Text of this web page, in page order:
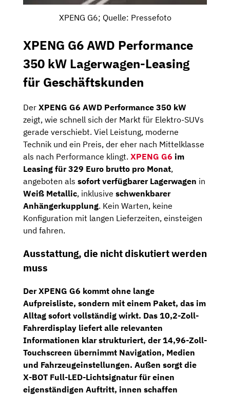
XPENG G6; Quelle: Pressefoto
XPENG G6 AWD Performance
350 kW Lagerwagen-Leasing
für Geschäftskunden
Der XPENG G6 AWD Performance 350 kW
zeigt, wie schnell sich der Markt für Elektro-SUVs
gerade verschiebt. Viel Leistung, moderne
Technik und ein Preis, der eher nach Mittelklasse
als nach Performance klingt. XPENG G6 im
Leasing für 329 Euro brutto pro Monat,
angeboten als sofort verfügbarer Lagerwagen in
Weiß Metallic, inklusive schwenkbarer
Anhängerkupplung. Kein Warten, keine
Konfiguration mit langen Lieferzeiten, einsteigen
und fahren.
Ausstattung, die nicht diskutiert werden
muss
Der XPENG G6 kommt ohne lange
Aufpreisliste, sondern mit einem Paket, das im
Alltag sofort vollständig wirkt. Das 10,2-Zoll-
Fahrerdisplay liefert alle relevanten
Informationen klar strukturiert, der14,96-Zoll-
Touchscreen übernimmt Navigation, Medien
und Fahrzeugeinstellungen. Außen sorgt die
X-BOT Full-LED-Lichtsignaturfür einen
eigenständigen Auftritt, innen schaffen